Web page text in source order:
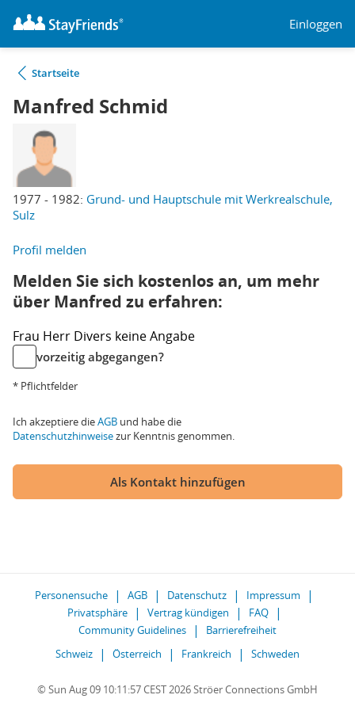
Einloggen
Startseite
Manfred Schmid
1977 - 1982: Grund- und Hauptschule mit Werkrealschule,
Sulz
Profil melden
Melden Sie sich kostenlos an, um mehr
über Manfred zu erfahren:
Frau Herr Divers keine Angabe
vorzeitig abgegangen?
* Pflichtfelder
Ich akzeptiere dieAGB und habe die
Datenschutzhinweisezur Kenntnis genommen.
Als Kontakt hinzufügen
Personensuche AGB Datenschutz
Impressum
Privatsphäre
Vertrag kündigen
FAQ
Community Guidelines
Barrierefreiheit
Schweiz
Österreich Frankreich Schweden
© Sun Aug 09 10:11:57 CEST 2026 Ströer Connections GmbH